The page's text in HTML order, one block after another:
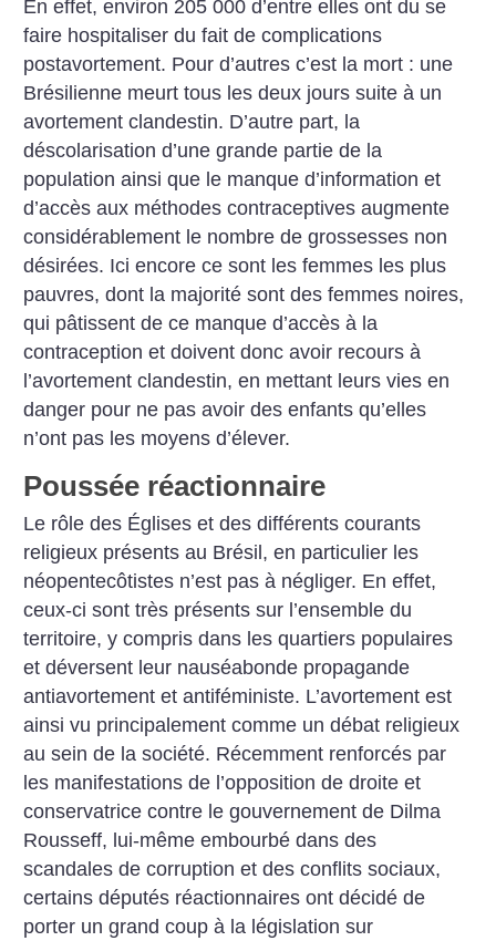
En effet, environ 205 000 d’entre elles ont du se
faire hospitaliser du fait de complications
postavortement. Pour d’autres c’est la mort : une
B­résilienne meurt tous les deux jours suite à un
avortement clandestin. D’autre part, la
déscolarisation d’une grande partie de la
population ainsi que le manque d’information et
d’accès aux méthodes contraceptives augmente
considérablement le nombre de grossesses non
désirées. Ici encore ce sont les femmes les plus
pauvres, dont la majorité sont des femmes noires,
qui pâtissent de ce manque d’accès à la
contraception et doivent donc avoir recours à
l’avortement clandestin, en mettant leurs vies en
danger pour ne pas avoir des enfants qu’elles
n’ont pas les moyens d’élever.
Poussée réactionnaire
Le rôle des Églises et des différents courants
religieux présents au Brésil, en particulier les
néopentecôtistes n’est pas à négliger. En effet,
ceux-ci sont très présents sur l’ensemble du
territoire, y compris dans les quartiers populaires
et déversent leur nauséabonde propagande
antiavortement et antiféministe. L’avortement est
ainsi vu principalement comme un débat religieux
au sein de la société. Récemment renforcés par
les manifestations de l’opposition de droite et
conservatrice contre le gouvernement de Dilma
Rousseff, lui-même embourbé dans des
scandales de corruption et des conflits sociaux,
certains députés réactionnaires ont décidé de
porter un grand coup à la législation sur